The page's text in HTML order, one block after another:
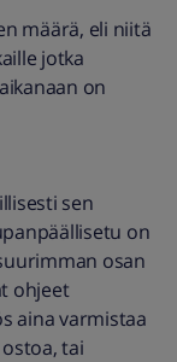
määrä, eli niitä
jotka
on
sen
on
osan
ohjeet
aina varmistaa
tai